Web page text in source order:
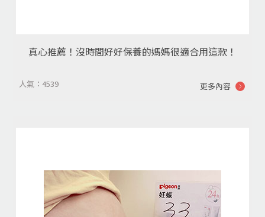
真心推薦！沒時間好好保養的媽媽很適合用這款！
人氣：4539 更多內容